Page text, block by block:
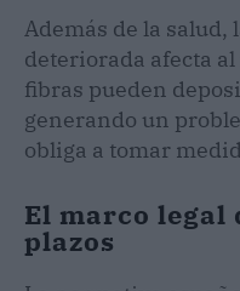
Además de la
deteriorada afecta al
fibras pueden
generando un
obliga a tomar
El marco legal
plazos